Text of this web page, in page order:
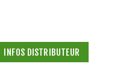
INFOS DISTRIBUTEUR